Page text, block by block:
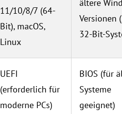
11/10/8/7 (64-
Bit), macOS,
Linux
ältere
Versionen
32-Bit-
UEFI
(erforderlich für
moderne PCs)
BIOS (für
Systeme
geeignet)